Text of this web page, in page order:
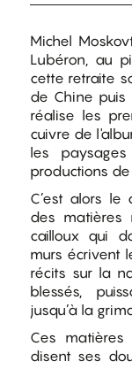
Michel
Lubéron, au
cette retraite
de Chine puis
réalise les
cuivre de
les
productions
C’est alors le
des matières
cailloux qui
murs écrivent
récits sur la
blessés,
jusqu’à la
Ces matières
disent ses